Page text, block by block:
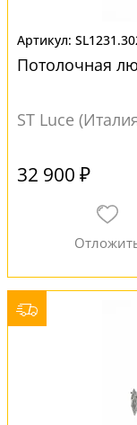
Потолочная
ST Luce
32 900 ₽